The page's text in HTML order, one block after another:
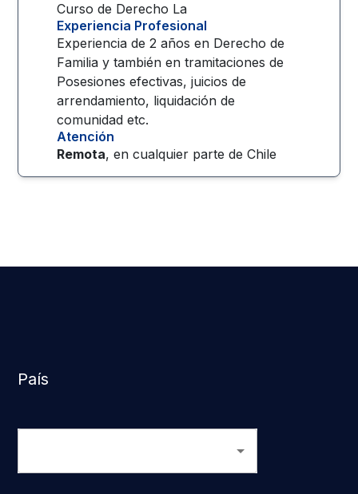
Curso de Derecho La
Experiencia Profesional
Experiencia de 2 años en Derecho de
Familia y también en tramitaciones de
Posesiones efectivas, juicios de
arrendamiento, liquidación de
comunidad etc.
Atención
Remota, en cualquier parte deChile
País